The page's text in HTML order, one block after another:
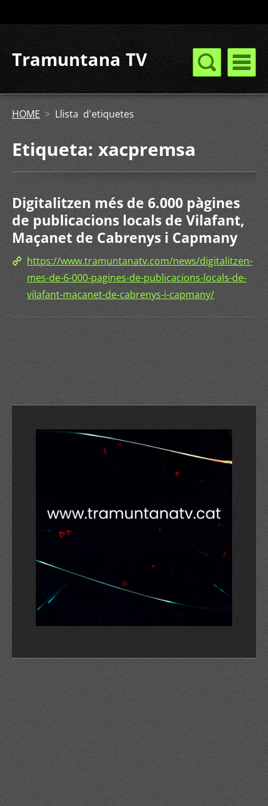
Tramuntana TV
HOME > Llista d'etiquetes
Etiqueta: xacpremsa
Digitalitzen més de 6.000 pàgines
de publicacions locals de Vilafant,
Maçanet de Cabrenys i Capmany
https://www.tramuntanatv.com/news/digitalitzen-
mes-de-6-000-pagines-de-publicacions-locals-de-
vilafant-macanet-de-cabrenys-i-capmany/